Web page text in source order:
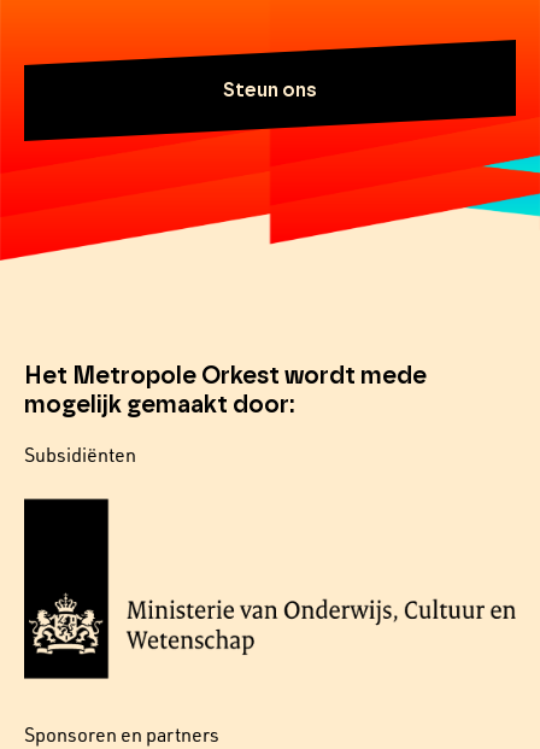
Steun ons
Het Metropole Orkest wordt mede
mogelijk gemaakt door:
Subsidiënten
Sponsoren en partners